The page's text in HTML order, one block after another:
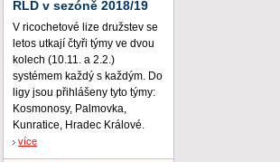
RLD v sezóně 2018/19
V ricochetové lize družstev se
letos utkají čtyři týmy ve dvou
kolech (10.11. a 2.2.)
systémem každý s každým. Do
ligy jsou přihlášeny tyto týmy:
Kosmonosy, Palmovka,
Kunratice, Hradec Králové.
více